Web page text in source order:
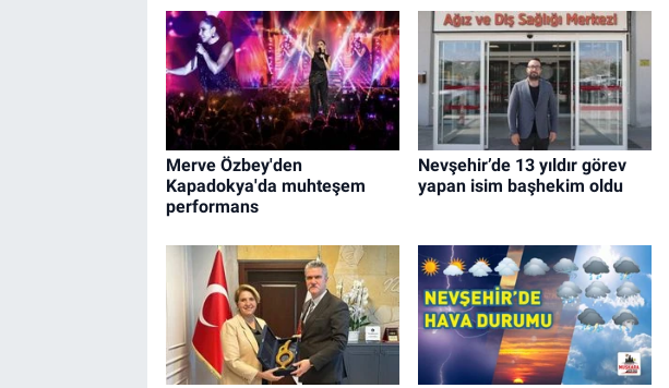
Merve Özbey'den
Kapadokya'da muhteşem
performans
Nevşehir’de 13 yıldır görev
yapan isim başhekim oldu